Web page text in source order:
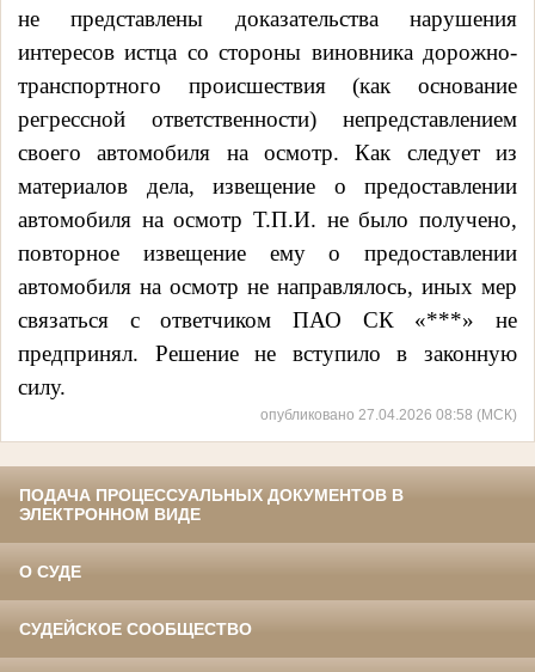
не представлены доказательства нарушения
интересов истца со стороны виновника дорожно-
транспортного происшествия (как основание
регрессной ответственности) непредставлением
своего автомобиля на осмотр. Как следует из
материалов дела, извещение о предоставлении
автомобиля на осмотр Т.П.И. не было получено,
повторное извещение ему о предоставлении
автомобиля на осмотр не направлялось, иных мер
связаться с ответчиком ПАО СК «***» не
предпринял. Решение не вступило в законную
силу.
опубликовано 27.04.2026 08:58 (МСК)
ПОДАЧА ПРОЦЕССУАЛЬНЫХ ДОКУМЕНТОВ В
ЭЛЕКТРОННОМ ВИДЕ
О СУДЕ
СУДЕЙСКОЕ СООБЩЕСТВО